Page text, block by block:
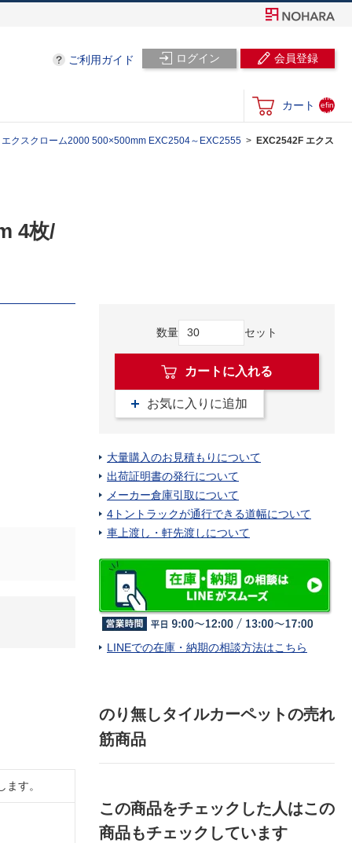
ログイン 会員登録
ご利用ガイド
カート
und
efin
ed
エクスクローム2000 500×500mm EXC2504～EXC2555
EXC2542F エクス
4枚/
数量 セット
カートに入れる
お気に入りに追加
大量購入のお見積もりについて
出荷証明書の発行について
メーカー倉庫引取について
4トントラックが通行できる道幅について
車上渡し・軒先渡しについて
LINEでの在庫・納期の相談方法はこちら
す。
のり無しタイルカーペットの売れ
筋商品
この商品をチェックした人はこの
商品もチェックしています